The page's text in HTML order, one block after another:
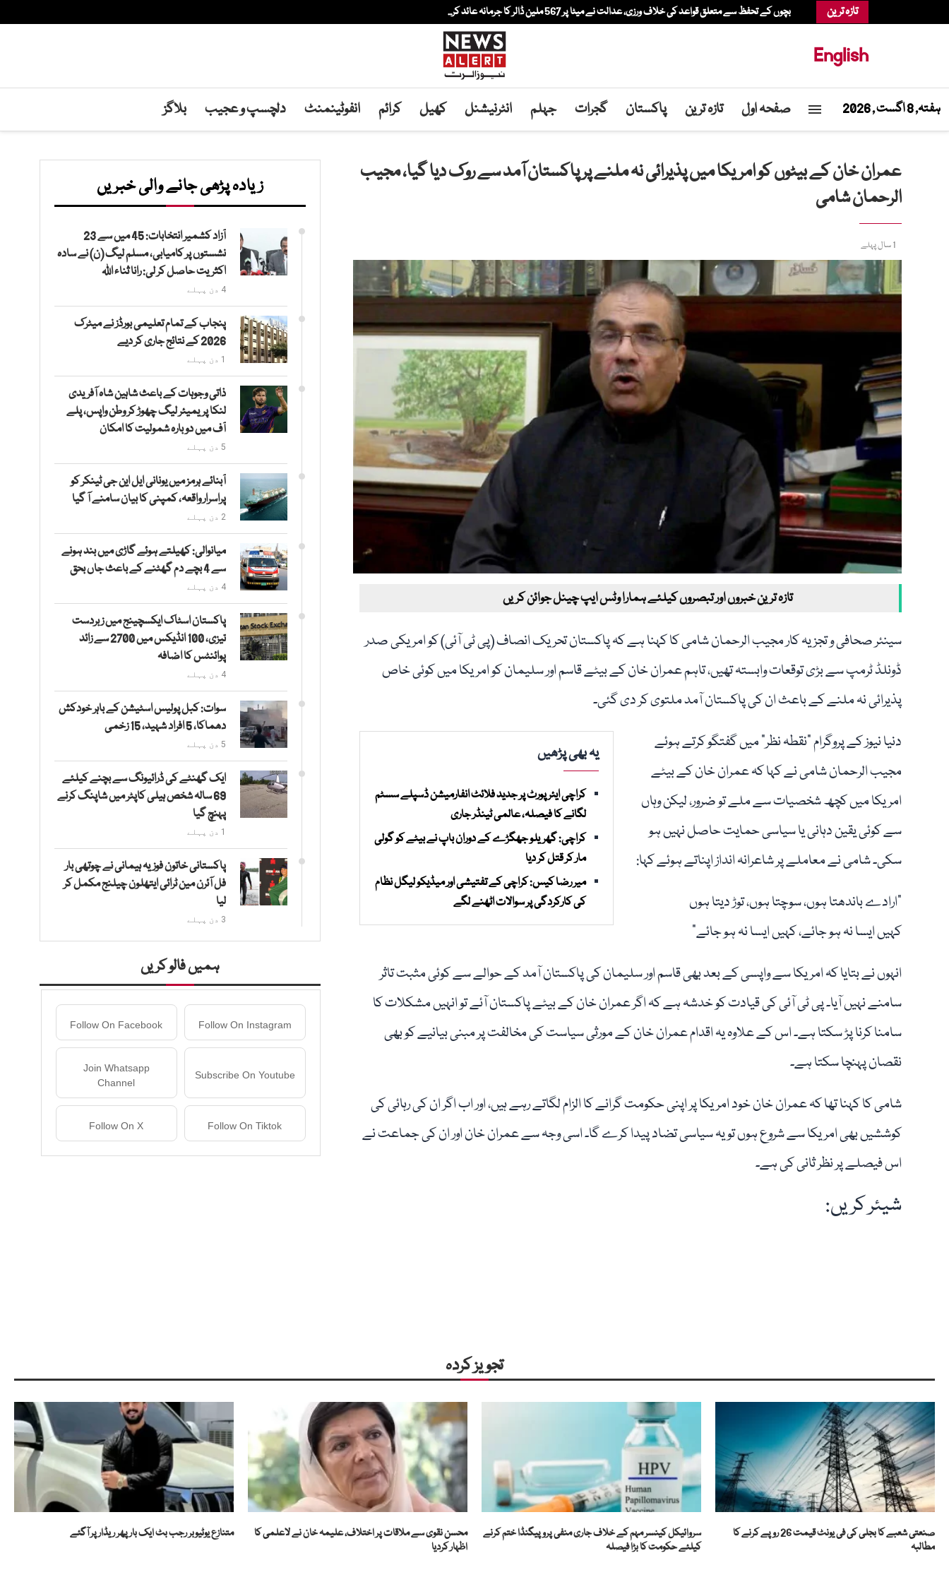
تازہ ترین بچوں کے تحفظ سے متعلق قواعد کی خلاف ورزی، عدالت نے میٹا پر 567 ملین ڈالر کا جرمانہ عائد کر...
English
ہفتہ, 8 اگست , 2026 صفحہ اول تازہ ترین پاکستان گجرات جہلم انٹرنیشنل کھیل کرائم انفوٹینمنٹ دلچسپ و عجیب بلاگز
عمران خان کے بیٹوں کو امریکا میں پذیرائی نہ ملنے پر پاکستان آمد سے روک دیا گیا، مجیب
الرحمان شامی
1 سال پہلے
تازہ ترین خبروں اور تبصروں کیلئے ہمارا وٹس ایپ چینل جوائن کریں
سینئر صحافی و تجزیہ کار مجیب الرحمان شامی کا کہنا ہے کہ پاکستان تحریک انصاف (پی ٹی آئی) کو امریکی صدر
ڈونلڈ ٹرمپ سے بڑی توقعات وابستہ تھیں، تاہم عمران خان کے بیٹے قاسم اور سلیمان کو امریکا میں کوئی خاص
پذیرائی نہ ملنے کے باعث ان کی پاکستان آمد ملتوی کر دی گئی۔
یہ بھی پڑھیں
کراچی ایئرپورٹ پر جدید فلائٹ انفارمیشن ڈسپلے سسٹم
لگانے کا فیصلہ، عالمی ٹینڈر جاری
کراچی: گھریلو جھگڑے کے دوران باپ نے بیٹے کو گولی
مار کر قتل کر دیا
میر رضا کیس: کراچی کے تفتیشی اور میڈیکو لیگل نظام
کی کارکردگی پر سوالات اٹھنے لگے
دنیا نیوز کے پروگرام "نقطہ نظر” میں گفتگو کرتے ہوئے
مجیب الرحمان شامی نے کہا کہ عمران خان کے بیٹے
امریکا میں کچھ شخصیات سے ملے تو ضرور، لیکن وہاں
سے کوئی یقین دہانی یا سیاسی حمایت حاصل نہیں ہو
سکی۔ شامی نے معاملے پر شاعرانہ انداز اپناتے ہوئے کہا:
"ارادے باندھتا ہوں، سوچتا ہوں، توڑ دیتا ہوں
کہیں ایسا نہ ہو جائے، کہیں ایسا نہ ہو جائے”
انہوں نے بتایا کہ امریکا سے واپسی کے بعد بھی قاسم اور سلیمان کی پاکستان آمد کے حوالے سے کوئی مثبت تاثر
سامنے نہیں آیا۔ پی ٹی آئی کی قیادت کو خدشہ ہے کہ اگر عمران خان کے بیٹے پاکستان آئے تو انہیں مشکلات کا
سامنا کرنا پڑ سکتا ہے۔ اس کے علاوہ یہ اقدام عمران خان کے مورثی سیاست کی مخالفت پر مبنی بیانیے کو بھی
نقصان پہنچا سکتا ہے۔
شامی کا کہنا تھا کہ عمران خان خود امریکا پر اپنی حکومت گرانے کا الزام لگاتے رہے ہیں، اور اب اگر ان کی رہائی کی
کوششیں بھی امریکا سے شروع ہوں تو یہ سیاسی تضاد پیدا کرے گا۔ اسی وجہ سے عمران خان اور ان کی جماعت نے
اس فیصلے پر نظر ثانی کی ہے۔
شیئر کریں:
زیادہ پڑھی جانے والی خبریں
آزاد کشمیر انتخابات: 45 میں سے 23
نشستوں پر کامیابی، مسلم لیگ (ن) نے سادہ
اکثریت حاصل کر لی: رانا ثناء اللہ
4 دن پہلے
پنجاب کے تمام تعلیمی بورڈز نے میٹرک
2026 کے نتائج جاری کر دیے
1 دن پہلے
ذاتی وجوہات کے باعث شاہین شاہ آفریدی
لنکا پریمیئر لیگ چھوڑ کر وطن واپس، پلے
آف میں دوبارہ شمولیت کا امکان
5 دن پہلے
آبنائے ہرمز میں یونانی ایل این جی ٹینکر کو
پراسرار واقعہ، کمپنی کا بیان سامنے آ گیا
2 دن پہلے
میانوالی: کھیلتے ہوئے گاڑی میں بند ہونے
سے 4 بچے دم گھٹنے کے باعث جاں بحق
4 دن پہلے
پاکستان اسٹاک ایکسچینج میں زبردست
تیزی، 100 انڈیکس میں 2700 سے زائد
پوائنٹس کا اضافہ
4 دن پہلے
سوات: کبل پولیس اسٹیشن کے باہر خودکش
دھماکا، 5 افراد شہید، 15 زخمی
5 دن پہلے
ایک گھنٹے کی ڈرائیونگ سے بچنے کیلئے
69 سالہ شخص ہیلی کاپٹر میں شاپنگ کرنے
پہنچ گیا
1 دن پہلے
پاکستانی خاتون فوزیہ ہیمانی نے چوتھی بار
فل آئرن مین ٹرائی ایتھلون چیلنج مکمل کر
لیا
3 دن پہلے
ہمیں فالو کریں
Follow On Instagram
Follow On Facebook
Subscribe On Youtube
Join Whatsapp
Channel
Follow On Tiktok
Follow On X
تجویز کردہ
صنعتی شعبے کا بجلی کی فی یونٹ قیمت 26 روپے کرنے کا
مطالبہ
سروائیکل کینسر مہم کے خلاف جاری منفی پروپیگنڈا ختم کرنے
کیلئے حکومت کا بڑا فیصلہ
محسن نقوی سے ملاقات پر اختلاف، علیمہ خان نے لاعلمی کا
اظہار کردیا
متنازع یوٹیوبر رجب بٹ ایک بار پھر ریڈار پر آگئے